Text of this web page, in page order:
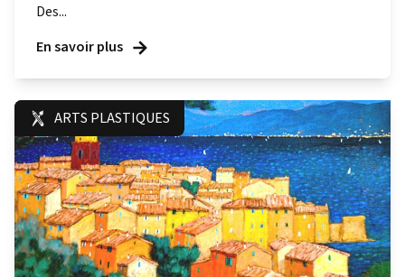
Des...
En savoir plus
ARTS PLASTIQUES